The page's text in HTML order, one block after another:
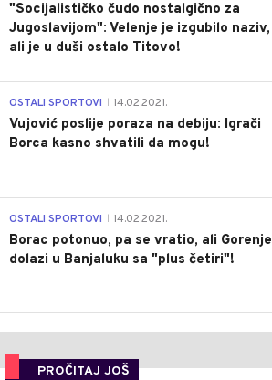
"Socijalističko čudo nostalgično za
Jugoslavijom": Velenje je izgubilo naziv,
ali je u duši ostalo Titovo!
OSTALI SPORTOVI 14.02.2021.
Vujović poslije poraza na debiju: Igrači
Borca kasno shvatili da mogu!
OSTALI SPORTOVI 14.02.2021.
Borac potonuo, pa se vratio, ali Gorenje
dolazi u Banjaluku sa "plus četiri"!
PROČITAJ JOŠ